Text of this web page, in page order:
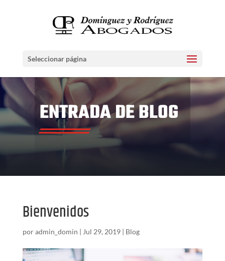
Seleccionar página
ENTRADA DE BLOG
Bienvenidos
poradmin_domin | Jul 29, 2019| Blog